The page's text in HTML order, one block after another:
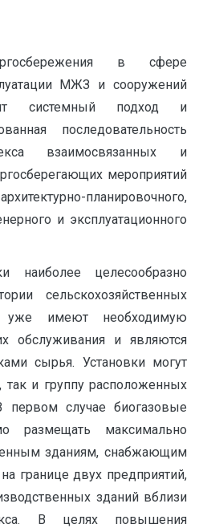
в сфере
МЖЗ и сооружений
системный подход и
последовательность
взаимосвязанных и
мероприятий
планировочного,
и эксплуатационного
наиболее целесообразно
сельскохозяйственных
уже имеют необходимую
обслуживания и являются
сырья. Установки могут
так и группу расположенных
первом случае биогазовые
размещать максимально
зданиям, снабжающим
границе двух предприятий,
зданий вблизи
В целях повышения